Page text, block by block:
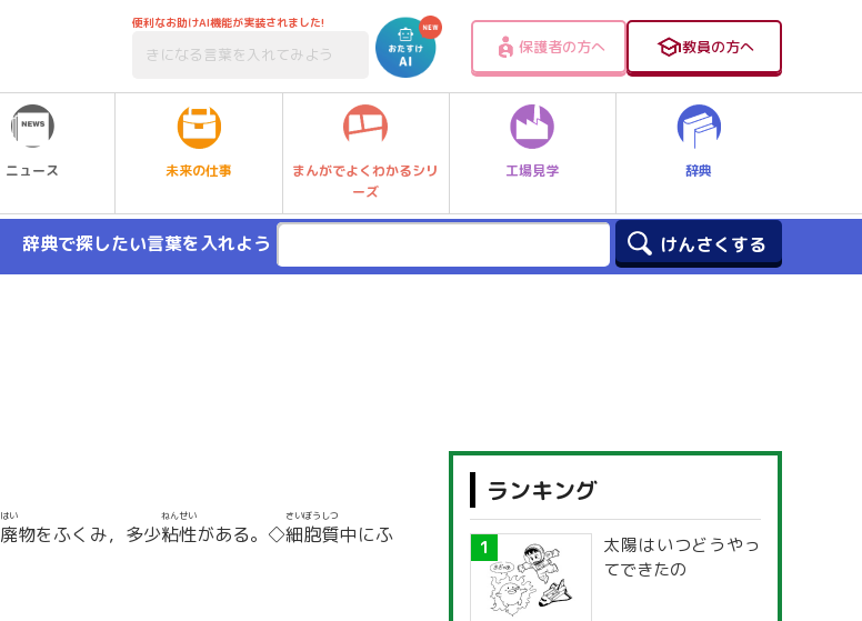
便利なお助けAI機能が実装されました!
保護者の方へ 教員の方へ
ニュース 未来の仕事
まんがでよくわかるシリ
ーズ
工場見学 辞典
辞典で探したい言葉を入れよう
い
物をふくみ，多少粘性
ねんせい
がある。◇細胞質
さいぼうしつ
中にふ
ランキング
太陽はいつどうやっ
てできたの